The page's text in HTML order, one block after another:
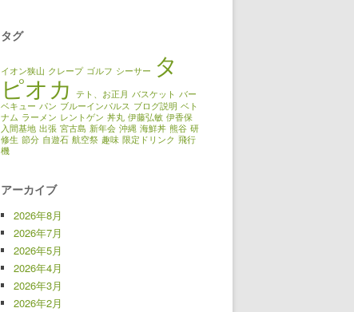
タグ
イオン狭山 クレープ ゴルフ シーサー タ
ピオカ テト、お正月 バスケット バー
ベキュー パン ブルーインパルス ブログ説明 ベト
ナム ラーメン レントゲン 丼丸 伊藤弘敏 伊香保
入間基地 出張 宮古島 新年会 沖縄 海鮮丼 熊谷 研
修生 節分 自遊石 航空祭 趣味 限定ドリンク 飛行
機
アーカイブ
2026年8月
2026年7月
2026年5月
2026年4月
2026年3月
2026年2月